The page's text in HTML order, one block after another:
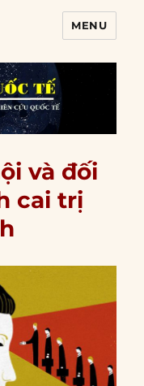
MENU
và đối
cai trị